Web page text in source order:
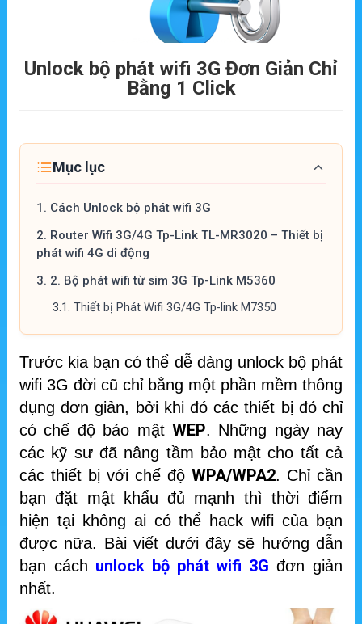
Unlock bộ phát wifi 3G Đơn Giản Chỉ
Bằng 1 Click
Mục lục
1. Cách Unlock bộ phát wifi 3G
2. Router Wifi 3G/4G Tp-Link TL-MR3020 – Thiết bị
phát wifi 4G di động
3. 2. Bộ phát wifi từ sim 3G Tp-Link M5360
3.1. Thiết bị Phát Wifi 3G/4G Tp-link M7350
Trước kia bạn có thể dễ dàng unlock bộ phát
wifi 3G đời cũ chỉ bằng một phần mềm thông
dụng đơn giản, bởi khi đó các thiết bị đó chỉ
có chế độ bảo mật WEP. Những ngày nay
các kỹ sư đã nâng tầm bảo mật cho tất cả
các thiết bị với chế độ WPA/WPA2. Chỉ cần
bạn đặt mật khẩu đủ mạnh thì thời điểm
hiện tại không ai có thể hack wifi của bạn
được nữa. Bài viết dưới đây sẽ hướng dẫn
bạn cách unlock bộ phát wifi 3G đơn giản
nhất.